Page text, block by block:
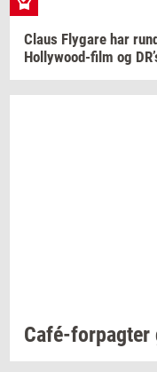
Claus Fly­ga­re har
Hollywood-​film og
Café-​forpagter